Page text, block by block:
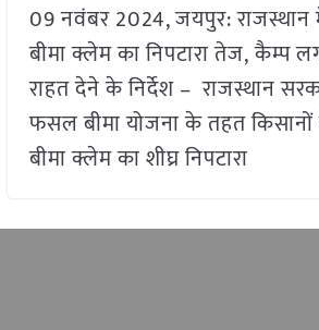
09 नवंबर 2024, जयपुर:
बीमा क्लेम का निपटारा तेज, कैम्प
राहत देने के निर्देश – राजस्थान
फसल बीमा योजना के तहत किसानों
बीमा क्लेम का शीघ्र निपटारा